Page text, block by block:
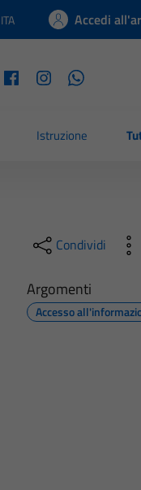
Lingua attiva:
ITA Accedi
Istruzione
Condividi
Argomenti
Accesso